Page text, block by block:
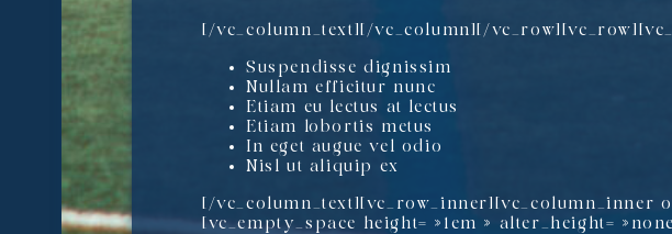
[/vc_column_text][/vc_column][/
Suspendisse dignissim
Nullam efficitur nunc
Etiam eu lectus at lectus
Etiam lobortis metus
In eget augue vel odio
Nisl ut aliquip ex
[/vc_column_text][vc_row_inner][vc_column_inner
[vc_empty_space height= »1em » alter_height=